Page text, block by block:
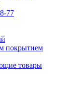
77
покрытием
товары